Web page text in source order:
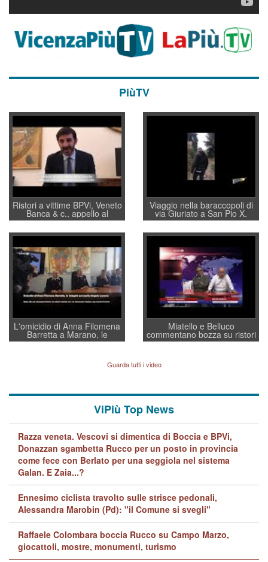
PiùTV
Ristori a vittime BPVi, Veneto
Banca & c., appello al
sottosegretario Alessio
Villarosa: per mettere ordine
convochi con Di Maio CNCU
a supporto della cabina di
regia al Mef
Viaggio nella baraccopoli di
via Giuriato a San Pio X.
Vicenza ai Vicentini: “faremo
un regalo di Natale ai
residenti”
L'omicidio di Anna Filomena
Barretta a Marano, le
indagini dei carabinieri di
quelle di... Barbara D'Urso
Miatello e Belluco
commentano bozza su ristori
BPVi e Veneto Banca
Guarda tutti i video
ViPiù Top News
Razza veneta. Vescovi si dimentica di Boccia e BPVi,
Donazzan sgambetta Rucco per un posto in provincia
come fece con Berlato per una seggiola nel sistema
Galan. E Zaia...?
Ennesimo ciclista travolto sulle strisce pedonali,
Alessandra Marobin (Pd): "il Comune si svegli"
Raffaele Colombara boccia Rucco su Campo Marzo,
giocattoli, mostre, monumenti, turismo